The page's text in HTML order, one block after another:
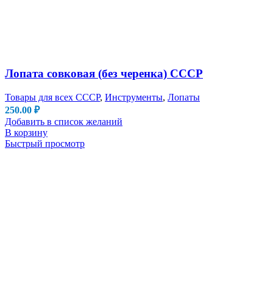
Лопата совковая (без черенка) СССР
Товары для всех СССР, Инструменты, Лопаты
250.00 ₽
Добавить в список желаний
В корзину
Быстрый просмотр